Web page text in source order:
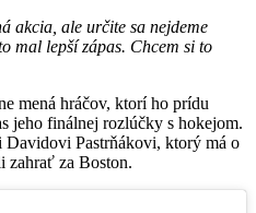
akcia, ale určite sa nejdeme
mal lepší zápas. Chcem si to
mená hráčov, ktorí ho prídu
jeho finálnej rozlúčky s hokejom.
Davidovi Pastrňákovi, ktorý má o
zahrať za Boston.